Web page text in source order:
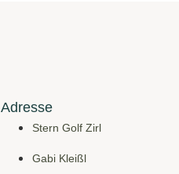
Adresse
Stern Golf Zirl
Gabi Kleißl